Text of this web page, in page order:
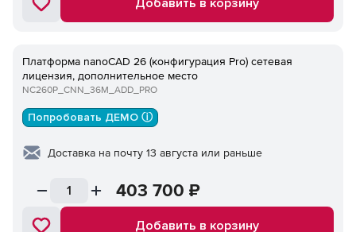
Добавить в корзину
Платформа nanoCAD 26 (конфигурация Pro) сетевая
лицензия, дополнительное место
NC260P_CNN_36M_ADD_PRO
Попробовать ДЕМО ⓘ
Доставка на почту 13 августа или раньше
403 700 ₽
Добавить в корзину